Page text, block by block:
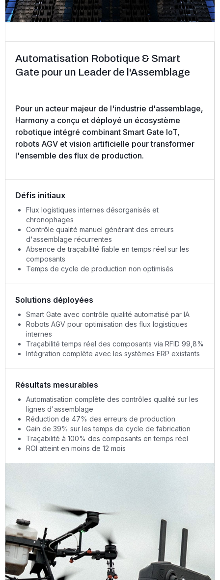
Automatisation Robotique & Smart
Gate pour un Leader de l'Assemblage
Pour un acteur majeur de l'industrie d'assemblage,
Harmony a conçu et déployé un écosystème
robotique intégré combinant Smart Gate IoT,
robots AGV et vision artificielle pour transformer
l'ensemble des flux de production.
Défis initiaux
Flux logistiques internes désorganisés et
chronophages
Contrôle qualité manuel générant des erreurs
d'assemblage récurrentes
Absence de traçabilité fiable en temps réel sur les
composants
Temps de cycle de production non optimisés
Solutions déployées
Smart Gate avec contrôle qualité automatisé par IA
Robots AGV pour optimisation des flux logistiques
internes
Traçabilité temps réel des composants via RFID 99,8%
Intégration complète avec les systèmes ERP existants
Résultats mesurables
Automatisation complète des contrôles qualité sur les
lignes d'assemblage
Réduction de 47% des erreurs de production
Gain de 39% sur les temps de cycle de fabrication
Traçabilité à 100% des composants en temps réel
ROI atteint en moins de 12 mois